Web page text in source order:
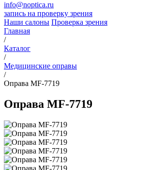
info@noptica.ru
запись на проверку зрения
Наши салоны Проверка зрения
Главная
/
Каталог
/
Медицинские оправы
/
Оправа MF-7719
Оправа MF-7719